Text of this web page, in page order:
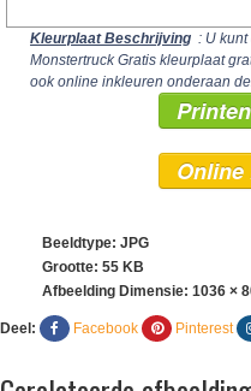
Kleurplaat Beschrijving : U
Monstertruck Gratis kleurplaat
ook online inkleuren onderaan
Printen
Beeldtype: JPG
Grootte: 55 KB
Afbeelding Dimensie: 1036 ×
Deel: Facebook Pinterest